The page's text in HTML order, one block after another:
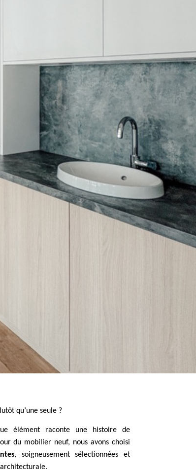
qu’une seule ?
élément raconte une histoire de
du mobilier neuf, nous avons choisi
, soigneusement sélectionnées et